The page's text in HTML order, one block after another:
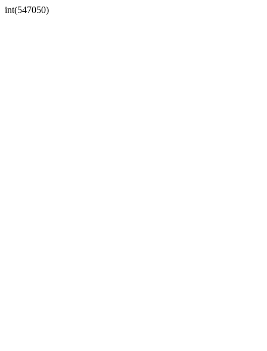
int(547050)